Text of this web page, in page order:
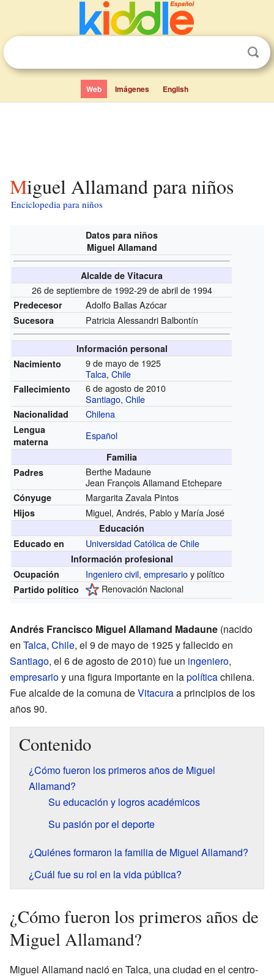
Web Imágenes English
Miguel Allamand para niños
Enciclopedia para niños
Datos para niños
Miguel Allamand
Alcalde de Vitacura
26 de septiembre de 1992-29 de abril de 1994
Predecesor Adolfo Ballas Azócar
Sucesora Patricia Alessandri Balbontín
Información personal
Nacimiento
9 de mayo de 1925
Talca,Chile
Fallecimiento
6 de agosto de 2010
Santiago,Chile
Nacionalidad Chilena
Lengua
materna
Español
Familia
Padres
Berthe Madaune
Jean François Allamand Etchepare
Cónyuge Margarita Zavala Pintos
Hijos Miguel, Andrés, Pablo y María José
Educación
Educado en
Universidad Católica de Chile
Información profesional
Ocupación
Ingeniero civil,empresarioy político
Partido político Renovación Nacional
Andrés Francisco Miguel Allamand Madaune (nacido
en Talca, Chile, el 9 de mayo de 1925 y fallecido en
Santiago, el 6 de agosto de 2010) fue un ingeniero,
empresarioy una figura importante en lapolíticachilena.
Fue alcalde de la comuna deVitacuraa principios de los
años 90.
Contenido
¿Cómo fueron los primeros años de Miguel
Allamand?
Su educación y logros académicos
Su pasión por el deporte
¿Quiénes formaron la familia de Miguel Allamand?
¿Cuál fue su rol en la vida pública?
¿Cómo fueron los primeros años de
Miguel Allamand?
Miguel Allamand nació en Talca, una ciudad en el centro-